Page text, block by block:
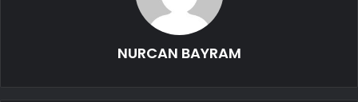
NURCAN BAYRAM